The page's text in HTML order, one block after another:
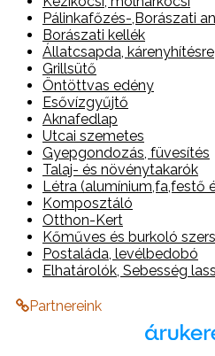
Pálinkafőzés-,Borászati
Borászati kellék
Állatcsapda, kárenyhítésre
Grillsütő
Öntöttvas edény
Esővízgyűjtő
Aknafedlap
Utcai szemetes
Gyepgondozás, füvesítés
Talaj- és növénytakarók
Létra (alumínium,fa,festő
Komposztáló
Otthon-Kert
Kőműves és burkoló
Postaláda, levélbedobó
Elhatárolók, Sebesség
Partnereink